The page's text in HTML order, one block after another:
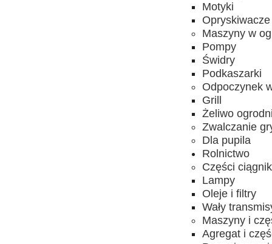
Motyki
Opryskiwacze
Maszyny w
Pompy
Świdry
Podkaszarki
Odpoczynek
Grill
Żeliwo
Zwalczanie
Dla pupila
Rolnictwo
Części
Lampy
Oleje i filtry
Wały
Maszyny i
Agregat i